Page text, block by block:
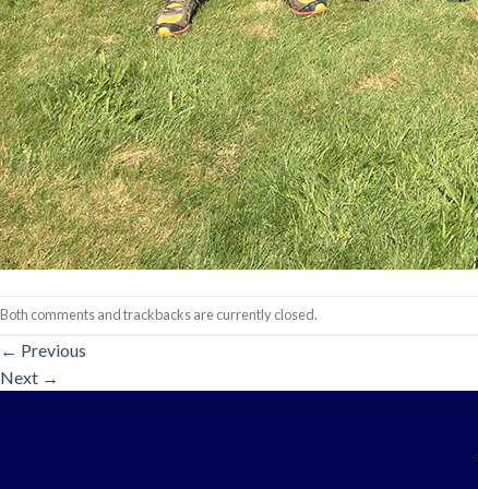
Both comments and trackbacks are currently closed.
← Previous
Next →